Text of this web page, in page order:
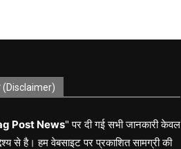
(Disclaimer)
Post News" पर दी गई सभी जानकारी केवल
से है। हम वेबसाइट पर प्रकाशित सामग्री की